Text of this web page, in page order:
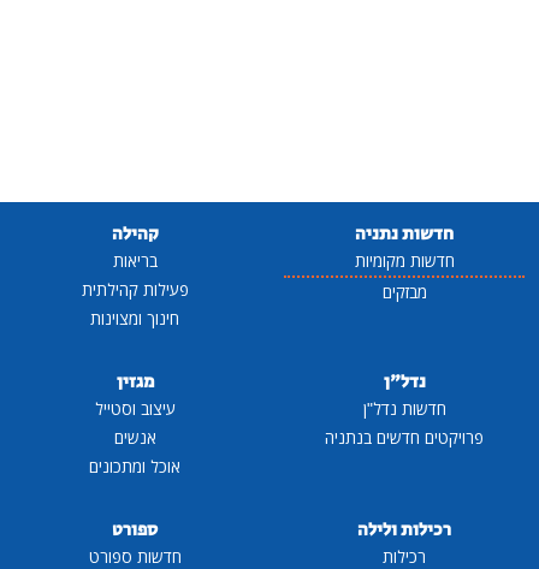
חדשות נתניה
חדשות מקומיות
מבזקים
קהילה
בריאות
פעילות קהילתית
חינוך ומצוינות
נדל"ן
חדשות נדל"ן
פרויקטים חדשים בנתניה
מגזין
עיצוב וסטייל
אנשים
אוכל ומתכונים
רכילות ולילה
רכילות
ספורט
חדשות ספורט